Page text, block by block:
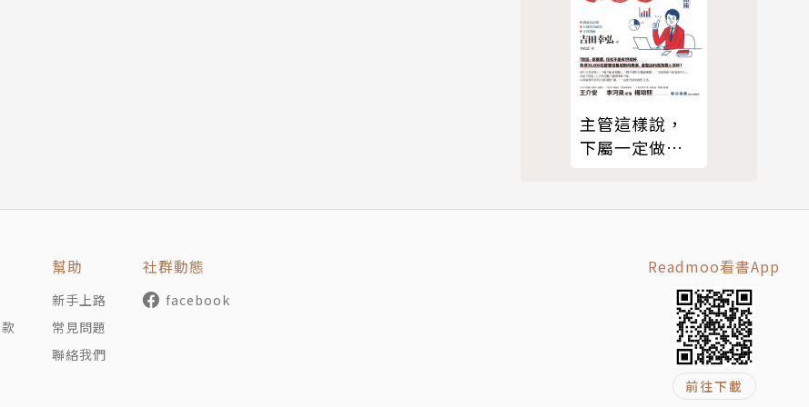
主管這樣說，
下屬一定做得
幫助
新手上路
常見問題
聯絡我們
社群動態
facebook
Readmoo看書App
前往下載